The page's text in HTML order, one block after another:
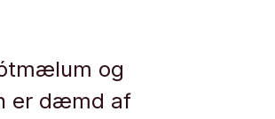
og
er dæmd af